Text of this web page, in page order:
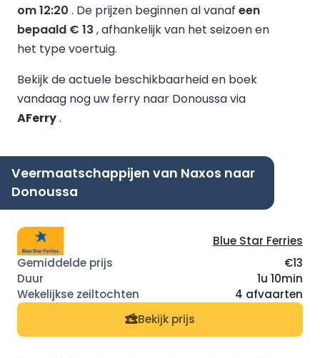
om 12:20 . De prijzen beginnen al vanaf een
bepaald € 13 , afhankelijk van het seizoen en
het type voertuig.
Bekijk de actuele beschikbaarheid en boek
vandaag nog uw ferry naar Donoussa via
AFerry.
Veermaatschappijen van Naxos naar
Donoussa
Blue Star Ferries
€13
1u 10min
4 afvaarten
Bekijk prijs